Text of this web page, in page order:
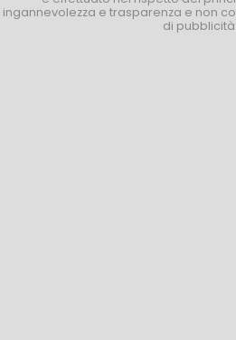
ingannevolezza e trasparenza e non
di pubblicità.